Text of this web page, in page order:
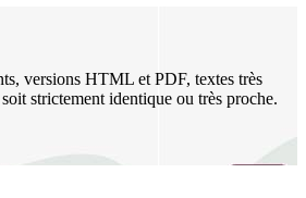
versions HTML et PDF, textes très
strictement identique ou très proche.